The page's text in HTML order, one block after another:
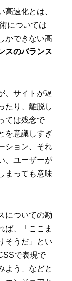
高速化とは、
については
かできない高
スのバランス
、サイトが遅
たり、離脱し
ては残念で
を意識しすぎ
ション、それ
、ユーザーが
まっても意味
についての勘
ば、「ここま
そうだ」とい
で表現で
よう」などと